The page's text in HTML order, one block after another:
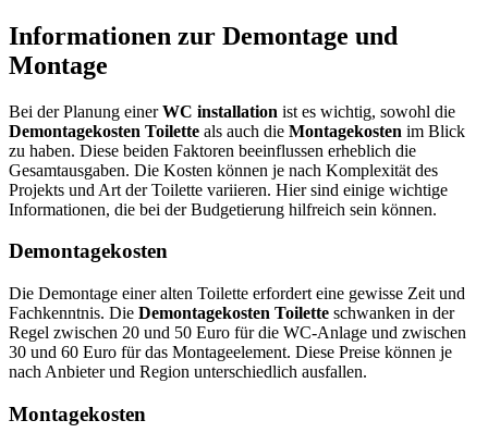
Informationen zur Demontage und
Montage
Bei der Planung einerWC installation ist es wichtig, sowohl die
Demontagekosten Toilette als auch die Montagekosten im Blick
zu haben. Diese beiden Faktoren beeinflussen erheblich die
Gesamtausgaben. Die Kosten können je nach Komplexität des
Projekts und Art der Toilette variieren. Hier sind einige wichtige
Informationen, die bei der Budgetierung hilfreich sein können.
Demontagekosten
Die Demontage einer alten Toilette erfordert eine gewisse Zeit und
Fachkenntnis. Die Demontagekosten Toilette schwanken in der
Regel zwischen 20 und 50 Euro für die WC-Anlage und zwischen
30 und 60 Euro für das Montageelement. Diese Preise können je
nach Anbieter und Region unterschiedlich ausfallen.
Montagekosten